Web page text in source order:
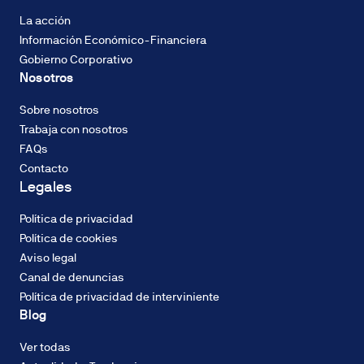
TIN,
con
sistema
francés
de
cuotas
constantes.
tipo
de
interés
podrá
ser
fijo
variable
ENERGÉTICA
Consumo de
energía: B
CALIFICACIÓN
ENERGÉTICA
Emisiones
(CO2): B
La acción
Información Económico-Financiera
Gobierno Corporativo
Nosotros
Sobre nosotros
Trabaja con nosotros
FAQs
Contacto
Legales
Política de privacidad
Política de cookies
Aviso legal
Canal de denuncias
Política de privacidad de interviniente
Blog
Ver todas